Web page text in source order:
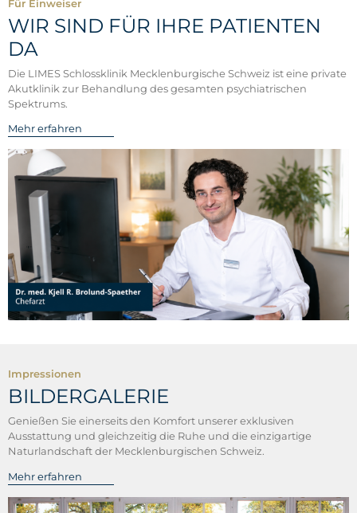
Für Einweiser
WIR SIND FÜR IHRE PATIENTEN
DA
Die LIMES Schlossklinik Mecklenburgische Schweiz ist eine private
Akutklinik zur Behandlung des gesamten psychiatrischen
Spektrums.
Mehr erfahren
Impressionen
BILDERGALERIE
Genießen Sie einerseits den Komfort unserer exklusiven
Ausstattung und gleichzeitig die Ruhe und die einzigartige
Naturlandschaft der Mecklenburgischen Schweiz.
Mehr erfahren